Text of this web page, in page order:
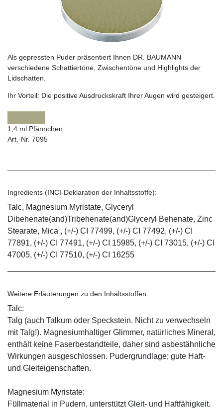
Als gepressten Puder präsentiert Ihnen DR. BAUMANN
verschiedene Schattiertöne, Zwischentöne und Highlights der
Lidschatten.
Ihr Vorteil: Die positive Ausdruckskraft Ihrer Augen wird gesteigert.
1,4 ml Pfännchen
Art.-Nr. 7095
Ingredients (INCI-Deklaration der Inhaltsstoffe):
Talc, Magnesium Myristate, Glyceryl
Dibehenate(and)Tribehenate(and)Glyceryl Behenate, Zinc
Stearate, Mica , (+/-) CI 77499, (+/-) CI 77492, (+/-) CI
77891, (+/-) CI 77491, (+/-) CI 15985, (+/-) CI 73015, (+/-) CI
47005, (+/-) CI 77510, (+/-) CI 16255
Weitere Erläuterungen zu den Inhaltsstoffen:
Talc:
Talg (auch Talkum oder Speckstein. Nicht zu verwechseln
mit Talg!). Magnesiumhaltiger Glimmer, natürliches Mineral,
enthält keine Faserbestandteile, daher sind asbestähnliche
Wirkungen ausgeschlossen. Pudergrundlage; gute Haft-
und Gleiteigenschaften.
Magnesium Myristate:
Füllmaterial in Pudern, unterstützt Gleit- und Haftfähigkeit.